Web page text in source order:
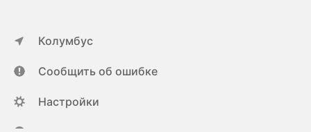
Колумбус
Сообщить об ошибке
Настройки